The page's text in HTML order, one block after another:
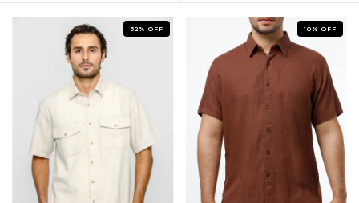
52 % OFF 10 % OFF